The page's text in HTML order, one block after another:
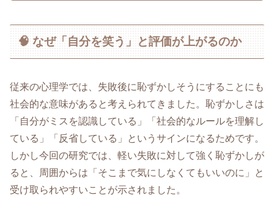
🧠 なぜ「自分を笑う」と評価が上がるのか
従来の心理学では、失敗後に恥ずかしそうにすることにも
社会的な意味があると考えられてきました。恥ずかしさは
「自分がミスを認識している」「社会的なルールを理解し
ている」「反省している」というサインになるためです。
しかし今回の研究では、軽い失敗に対して強く恥ずかしが
ると、周囲からは「そこまで気にしなくてもいいのに」と
受け取られやすいことが示されました。